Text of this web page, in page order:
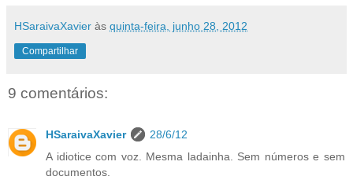
HSaraivaXavier às quinta-feira, junho 28, 2012
Compartilhar
9 comentários:
HSaraivaXavier
28/6/12
A idiotice com voz. Mesma ladainha. Sem números e sem
documentos.